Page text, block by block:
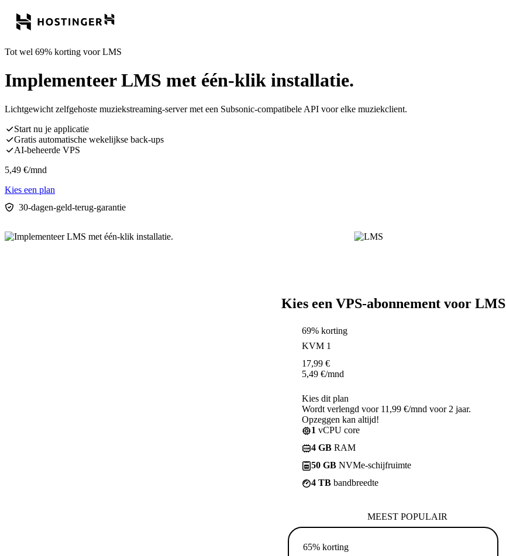
Tot wel 69% korting voor LMS
Implementeer LMS met één-klik installatie.
Lichtgewicht zelfgehoste muziekstreaming-server met een Subsonic-compatibele API voor elke muziekclient.
Start nu je applicatie
Gratis automatische wekelijkse back-ups
AI-beheerde VPS
5,49 €/mnd
Kies een plan
30-dagen-geld-terug-garantie
Kies een VPS-abonnement voor LMS
69% korting
KVM 1
17,99 €
5,49 €/mnd
Kies dit plan
Wordt verlengd voor 11,99 €/mnd voor 2 jaar.
Opzeggen kan altijd!
1 vCPU core
4 GB RAM
50 GB NVMe-schijfruimte
4 TB bandbreedte
MEEST POPULAIR
65% korting